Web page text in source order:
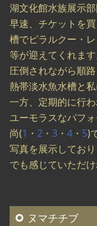
湖文化館水族展示
早速、チケットを
槽でピラルクー・
等が迎えてくれま
圧倒されながら順
熱帯淡水魚水槽と
一方、定期的に行
ユーモラスなパフ
尚(1 ・ 2 ・ 3 ・ 4 ・ 5)
写真を展示してお
でも感じていただけ
ヌマチチブ